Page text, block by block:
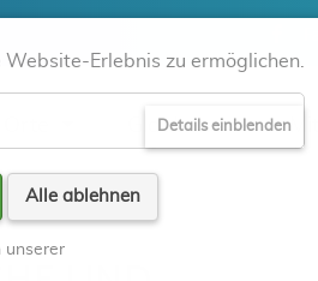
Glauben
Erlebnis zu ermöglichen.
Details einblenden
Alle ablehnen
unserer